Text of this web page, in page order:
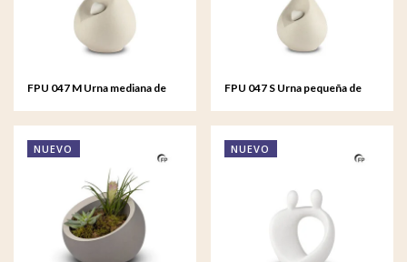
FPU 047 M Urna mediana de
FPU 047 S Urna pequeña de
NUEVO NUEVO